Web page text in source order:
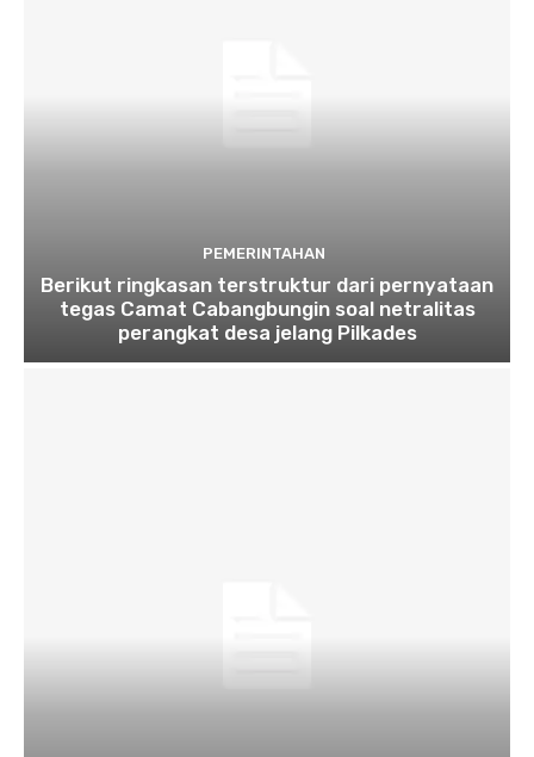
PEMERINTAHAN
Berikut ringkasan terstruktur dari pernyataan
tegas Camat Cabangbungin soal netralitas
perangkat desa jelang Pilkades